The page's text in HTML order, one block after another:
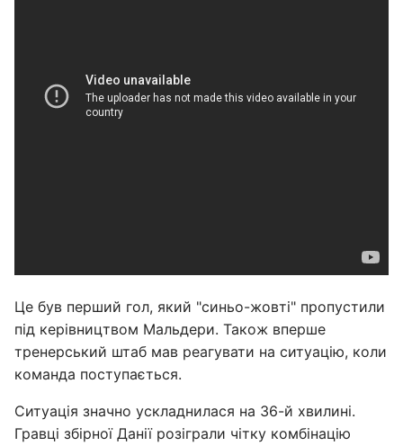
Це був перший гол, який "синьо-жовті" пропустили
під керівництвом Мальдери. Також вперше
тренерський штаб мав реагувати на ситуацію, коли
команда поступається.
Ситуація значно ускладнилася на 36-й хвилині.
Гравці збірної Данії розіграли чітку комбінацію